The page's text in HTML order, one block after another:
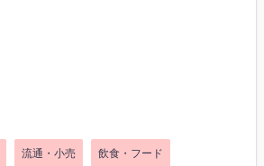
流通・小売 飲食・フード